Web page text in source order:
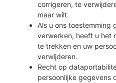
corrigeren, te
maar wilt.
Als u ons toestemming
verwerken, heeft u het
te trekken en uw
verwijderen.
Recht op
persoonlijke gegevens